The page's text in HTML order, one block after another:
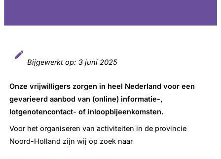
Bijgewerkt op: 3 juni 2025
Onze vrijwilligers zorgen in heel Nederland voor een
gevarieerd aanbod van (online) informatie-,
lotgenotencontact- of inloopbijeenkomsten.
Voor het organiseren van activiteiten in de provincie
Noord-Holland zijn wij op zoek naar